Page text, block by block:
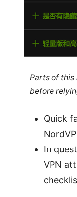
Parts of this
before
Quick
In
VPN